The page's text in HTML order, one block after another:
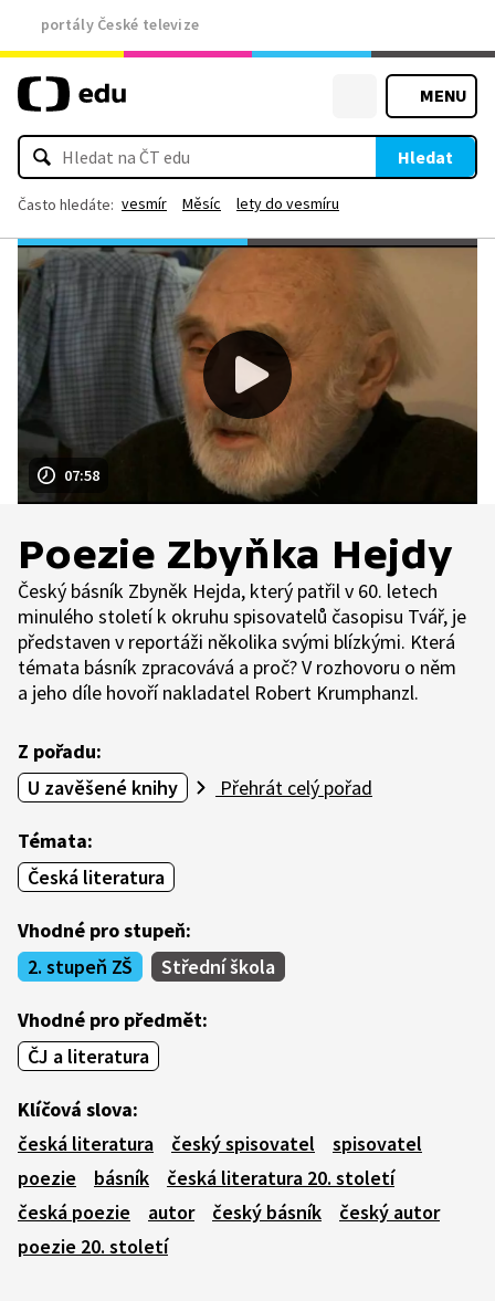
portály České televize
MENU
Hledat
Často hledáte: vesmír Měsíc lety do vesmíru
07:58
Poezie Zbyňka Hejdy
Český básník Zbyněk Hejda, který patřil v 60. letech
minulého století k okruhu spisovatelů časopisu Tvář, je
představen v reportáži několika svými blízkými. Která
témata básník zpracovává a proč? V rozhovoru o něm
a jeho díle hovoří nakladatel Robert Krumphanzl.
Z pořadu:
U zavěšené knihy
Přehrát celý pořad
Témata:
Česká literatura
Vhodné pro stupeň:
2. stupeň ZŠ
Střední škola
Vhodné pro předmět:
ČJ a literatura
Klíčová slova:
česká literatura
český spisovatel
spisovatel
poezie
básník
česká literatura 20. století
česká poezie
autor český básník
český autor
poezie 20. století